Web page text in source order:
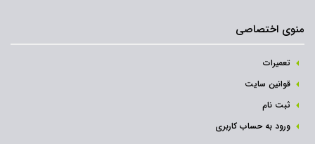
منوی اختصاصی
تعمیرات
قوانین سایت
ثبت نام‌
ورود به حساب کاربری